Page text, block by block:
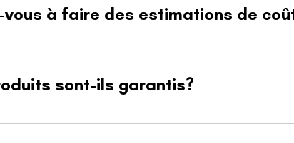
à faire des estimations de
pouvons vous aider à évaluer les quantités nécessaires
sont-ils garantis?
de nos matériaux sont couverts par une garantie offerte